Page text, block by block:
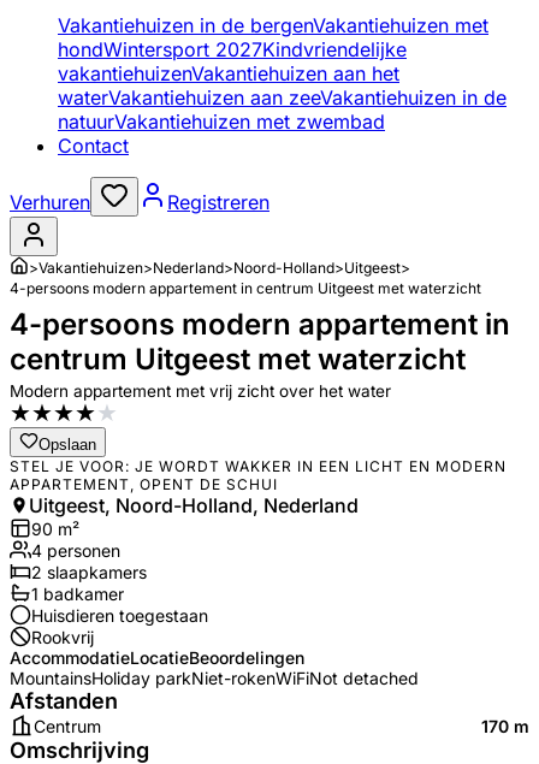
Vakantiehuizen in de bergenVakantiehuizen met
hondWintersport 2027Kindvriendelijke
vakantiehuizenVakantiehuizen aan het
waterVakantiehuizen aan zeeVakantiehuizen in de
natuurVakantiehuizen met zwembad
Contact
Verhuren Registreren
>Vakantiehuizen>Nederland>Noord-Holland>Uitgeest>
4-persoons modern appartement in centrum Uitgeest met waterzicht
4-persoons modern appartement in
centrum Uitgeest met waterzicht
Modern appartement met vrij zicht over het water
★★★★★
Opslaan
STEL JE VOOR: JE WORDT WAKKER IN EEN LICHT EN MODERN
APPARTEMENT, OPENT DE SCHUI
Uitgeest, Noord-Holland, Nederland
90 m²
4 personen
2 slaapkamers
1 badkamer
Huisdieren toegestaan
Rookvrij
AccommodatieLocatieBeoordelingen
MountainsHoliday parkNiet-rokenWiFiNot detached
Afstanden
Centrum 170 m
Omschrijving